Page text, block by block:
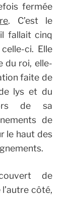
fermée
. C’est le
fallait cinq
ci. Elle
du roi, elle-
faite de
lys et du
de sa
de
le haut des
de
côté,